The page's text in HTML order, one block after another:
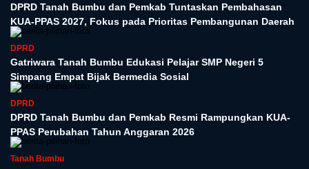
DPRD Tanah Bumbu dan Pemkab Tuntaskan Pembahasan
KUA-PPAS 2027, Fokus pada Prioritas Pembangunan Daerah
DPRD
Gatriwara Tanah Bumbu Edukasi Pelajar SMP Negeri 5
Simpang Empat Bijak Bermedia Sosial
DPRD
DPRD Tanah Bumbu dan Pemkab Resmi Rampungkan KUA-
PPAS Perubahan Tahun Anggaran 2026
Tanah Bumbu